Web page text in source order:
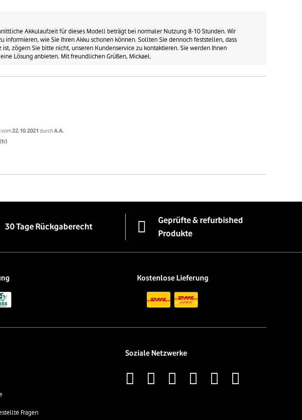
Akkulaufzeit für dieses Modell beträgt bei normaler Nutzung 8-10 Stunden. Wir
informieren, wie Sie Ihren Akku schonen können. Sollten Sie dennoch feststellen, dass
zögern Sie bitte nicht, unseren Kundenservice zu kontaktieren. Sie werden Ihnen
Lösung anbieten. Mit freundlichen Grüßen, Mickael.
vom22.10.2021 durchA.A.
30 Tage Rückgaberecht
Geprüfte & refurbished
Produkte
Kostenlose Lieferung
Fragen
Soziale Netzwerke